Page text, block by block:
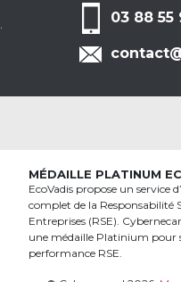
03 88 55
MÉDAILLE PLATINUM
EcoVadis propose un service
complet de la Responsabilité
Entreprises (RSE).
une médaille Platinium pour
performance RSE.